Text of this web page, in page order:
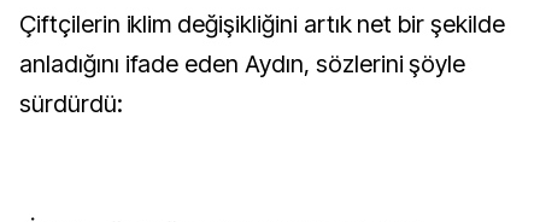
Çiftçilerin iklim değişikliğini artık net bir şekilde
anladığını ifade eden Aydın, sözlerini şöyle
sürdürdü: